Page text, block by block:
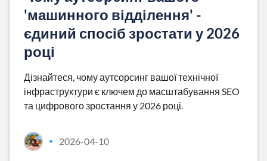
'машинного відділення' -
єдиний спосіб зростати у 2026
році
Дізнайтеся, чому аутсорсинг вашої технічної
інфраструктури є ключем до масштабування SEO
та цифрового зростання у 2026 році.
• 2026-04-10